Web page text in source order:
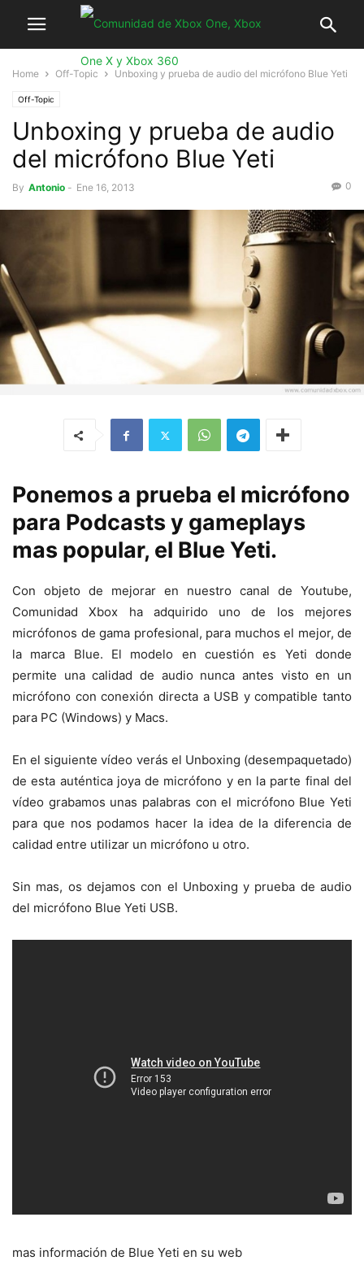
Home Off-Topic Unboxing y prueba de audio del micrófono Blue Yeti
Off-Topic
Unboxing y prueba de audio
del micrófono Blue Yeti
By Antonio - Ene 16, 2013 0
Ponemos a prueba el micrófono
para Podcasts y gameplays
mas popular, el Blue Yeti.
Con objeto de mejorar en nuestro canal de Youtube,
Comunidad Xbox ha adquirido uno de los mejores
micrófonos de gama profesional, para muchos el mejor, de
la marca Blue. El modelo en cuestión es Yeti donde
permite una calidad de audio nunca antes visto en un
micrófono con conexión directa a USB y compatible tanto
para PC (Windows) y Macs.
En el siguiente vídeo verás el Unboxing (desempaquetado)
de esta auténtica joya de micrófono y en la parte final del
vídeo grabamos unas palabras con el micrófono Blue Yeti
para que nos podamos hacer la idea de la diferencia de
calidad entre utilizar un micrófono u otro.
Sin mas, os dejamos con el Unboxing y prueba de audio
del micrófono Blue Yeti USB.
mas información de Blue Yeti en su web